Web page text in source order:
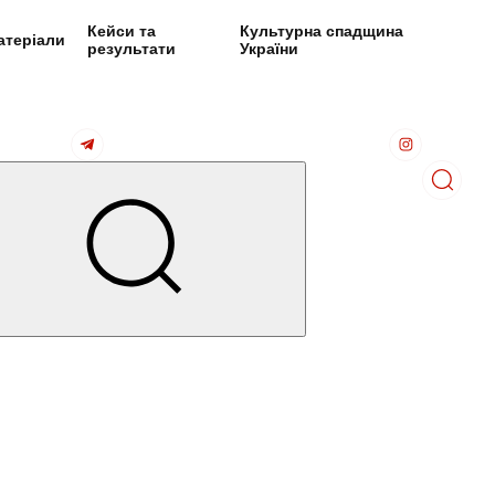
Кейси та
результати
Культурна спадщина
України